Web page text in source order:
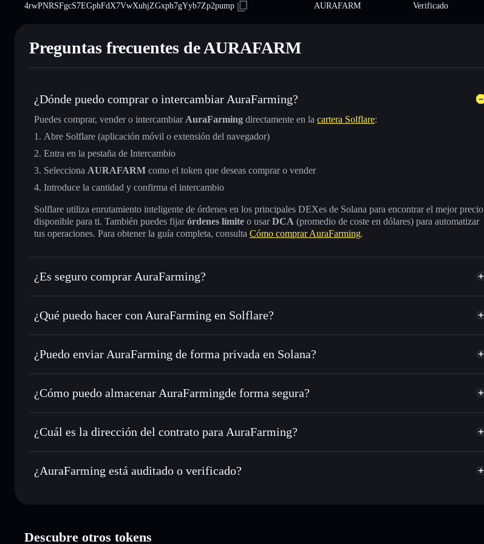
4rwPNRSFgcS7EGphFdX7VwXuhjZGxph7gYyb7Zp2pump AURAFARM Verificado
Preguntas frecuentes de AURAFARM
¿Dónde puedo comprar o intercambiar AuraFarming?
Puedes comprar, vender o intercambiar AuraFarming directamente en la cartera Solflare:
Abre Solflare (aplicación móvil o extensión del navegador)
Entra en la pestaña de Intercambio
Selecciona AURAFARM como el token que deseas comprar o vender
Introduce la cantidad y confirma el intercambio
Solflare utiliza enrutamiento inteligente de órdenes en los principales DEXes de Solana para encontrar el mejor precio
disponible para ti. También puedes fijarórdenes límite o usarDCA (promedio de coste en dólares) para automatizar
tus operaciones. Para obtener la guía completa, consulta Cómo comprar AuraFarming.
¿Es seguro comprar AuraFarming?
AuraFarming token verificado
¿Qué puedo hacer con AuraFarming en Solflare?
AuraFarming
cartera de Solflare
Intercambiar al instante: operar con AURAFARM para SOL, USDC o miles de otros tokens de Solana con
Utilizar DCA: promedio de coste en dólares en AURAFARM a lo largo del tiempo
Enviar de forma privada: transferir AURAFARM sin vincular públicamente las carteras usando el agregador de
privacidad integrado de Solflare
Holdear de forma segura: almacenar AURAFARM en una cartera sin custodia donde tú controla tus claves
¿Puedo enviar AuraFarming de forma privada en Solana?
cartera de Solflare
agregador de privacidad
AuraFarming
¿Cómo puedo almacenar AuraFarmingde forma segura?
AuraFarming cartera sin custodia Solflare
¿Cuál es la dirección del contrato para AuraFarming?
AuraFarming
4rwPNRSFgcS7EGphFdX7VwXuhjZGxph7gYyb7Zp2pump
¿AuraFarming está auditado o verificado?
Descubre otros tokens